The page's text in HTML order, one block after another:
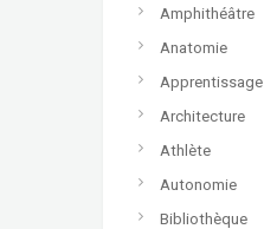
Amphithéâtre
Anatomie
Apprentissage
Architecture
Athlète
Autonomie
Bibliothèque